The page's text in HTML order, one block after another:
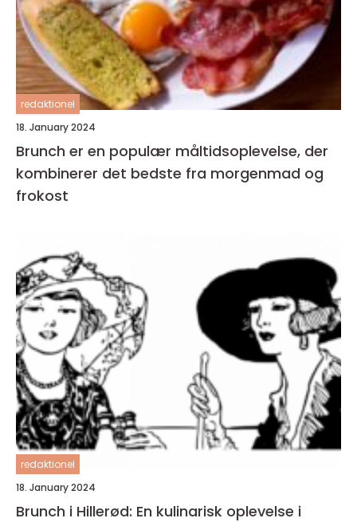
redaktionel
18. January 2024
Brunch er en populær måltidsoplevelse, der
kombinerer det bedste fra morgenmad og
frokost
redaktionel
18. January 2024
Brunch i Hillerød: En kulinarisk oplevelse i